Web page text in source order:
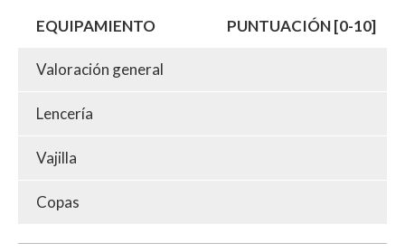
EQUIPAMIENTO PUNTUACIÓN [0-10]
Valoración general
Lencería
Vajilla
Copas